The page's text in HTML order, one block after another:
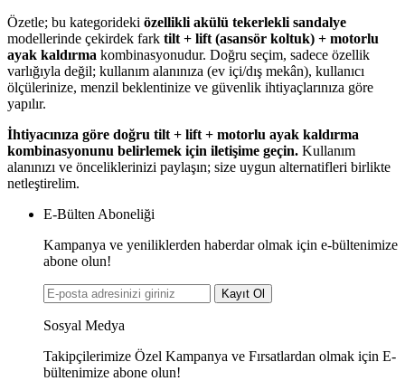
Özetle; bu kategorideki özellikli akülü tekerlekli sandalye
modellerinde çekirdek fark tilt + lift (asansör koltuk) + motorlu
ayak kaldırma kombinasyonudur. Doğru seçim, sadece özellik
varlığıyla değil; kullanım alanınıza (ev içi/dış mekân), kullanıcı
ölçülerinize, menzil beklentinize ve güvenlik ihtiyaçlarınıza göre
yapılır.
İhtiyacınıza göre doğru tilt + lift + motorlu ayak kaldırma
kombinasyonunu belirlemek için iletişime geçin. Kullanım
alanınızı ve önceliklerinizi paylaşın; size uygun alternatifleri birlikte
netleştirelim.
E-Bülten Aboneliği
Kampanya ve yeniliklerden haberdar olmak için e-bültenimize
abone olun!
Kayıt Ol
Sosyal Medya
Takipçilerimize Özel Kampanya ve Fırsatlardan olmak için E-
bültenimize abone olun!